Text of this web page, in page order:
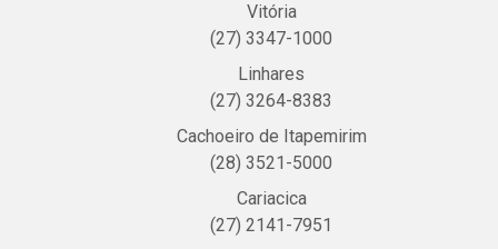
Vitória
(27) 3347-1000
Linhares
(27) 3264-8383
Cachoeiro de Itapemirim
(28) 3521-5000
Cariacica
(27) 2141-7951